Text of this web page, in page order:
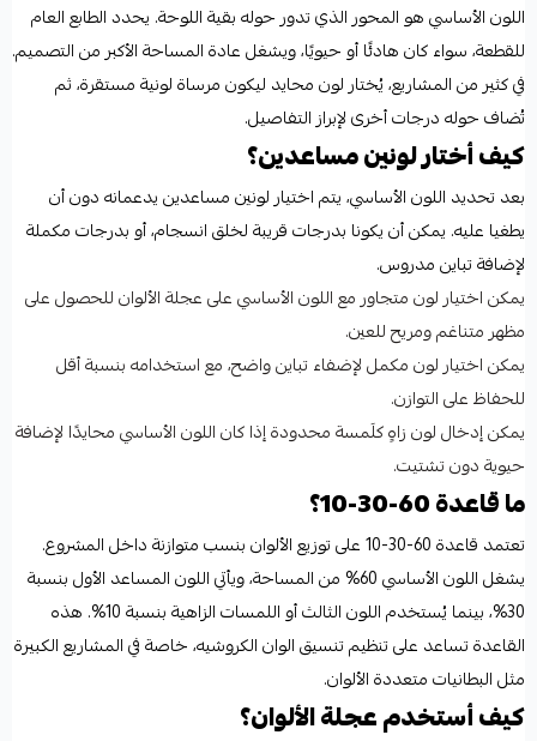
اللون الأساسي هو المحور الذي تدور حوله بقية اللوحة. يحدد الطابع العام
للقطعة، سواء كان هادئًا أو حيويًا، ويشغل عادة المساحة الأكبر من التصميم.
في كثير من المشاريع، يُختار لون محايد ليكون مرساة لونية مستقرة، ثم
تُضاف حوله درجات أخرى لإبراز التفاصيل.
كيف أختار لونين مساعدين؟
بعد تحديد اللون الأساسي، يتم اختيار لونين مساعدين يدعمانه دون أن
يطغيا عليه. يمكن أن يكونا بدرجات قريبة لخلق انسجام، أو بدرجات مكملة
لإضافة تباين مدروس.
يمكن اختيار لون متجاور مع اللون الأساسي على عجلة الألوان للحصول على
مظهر متناغم ومريح للعين.
يمكن اختيار لون مكمل لإضفاء تباين واضح، مع استخدامه بنسبة أقل
للحفاظ على التوازن.
يمكن إدخال لون زاهٍ كلَمسة محدودة إذا كان اللون الأساسي محايدًا لإضافة
حيوية دون تشتيت.
ما قاعدة 60-30-10؟
تعتمد قاعدة 60-30-10 على توزيع الألوان بنسب متوازنة داخل المشروع.
يشغل اللون الأساسي 60% من المساحة، ويأتي اللون المساعد الأول بنسبة
30%، بينما يُستخدم اللون الثالث أو اللمسات الزاهية بنسبة 10%. هذه
القاعدة تساعد على تنظيم تنسيق الوان الكروشيه، خاصة في المشاريع الكبيرة
مثل البطانيات متعددة الألوان.
كيف أستخدم عجلة الألوان؟